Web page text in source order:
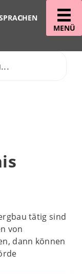
MENÜ
tätig sind
von
dann können